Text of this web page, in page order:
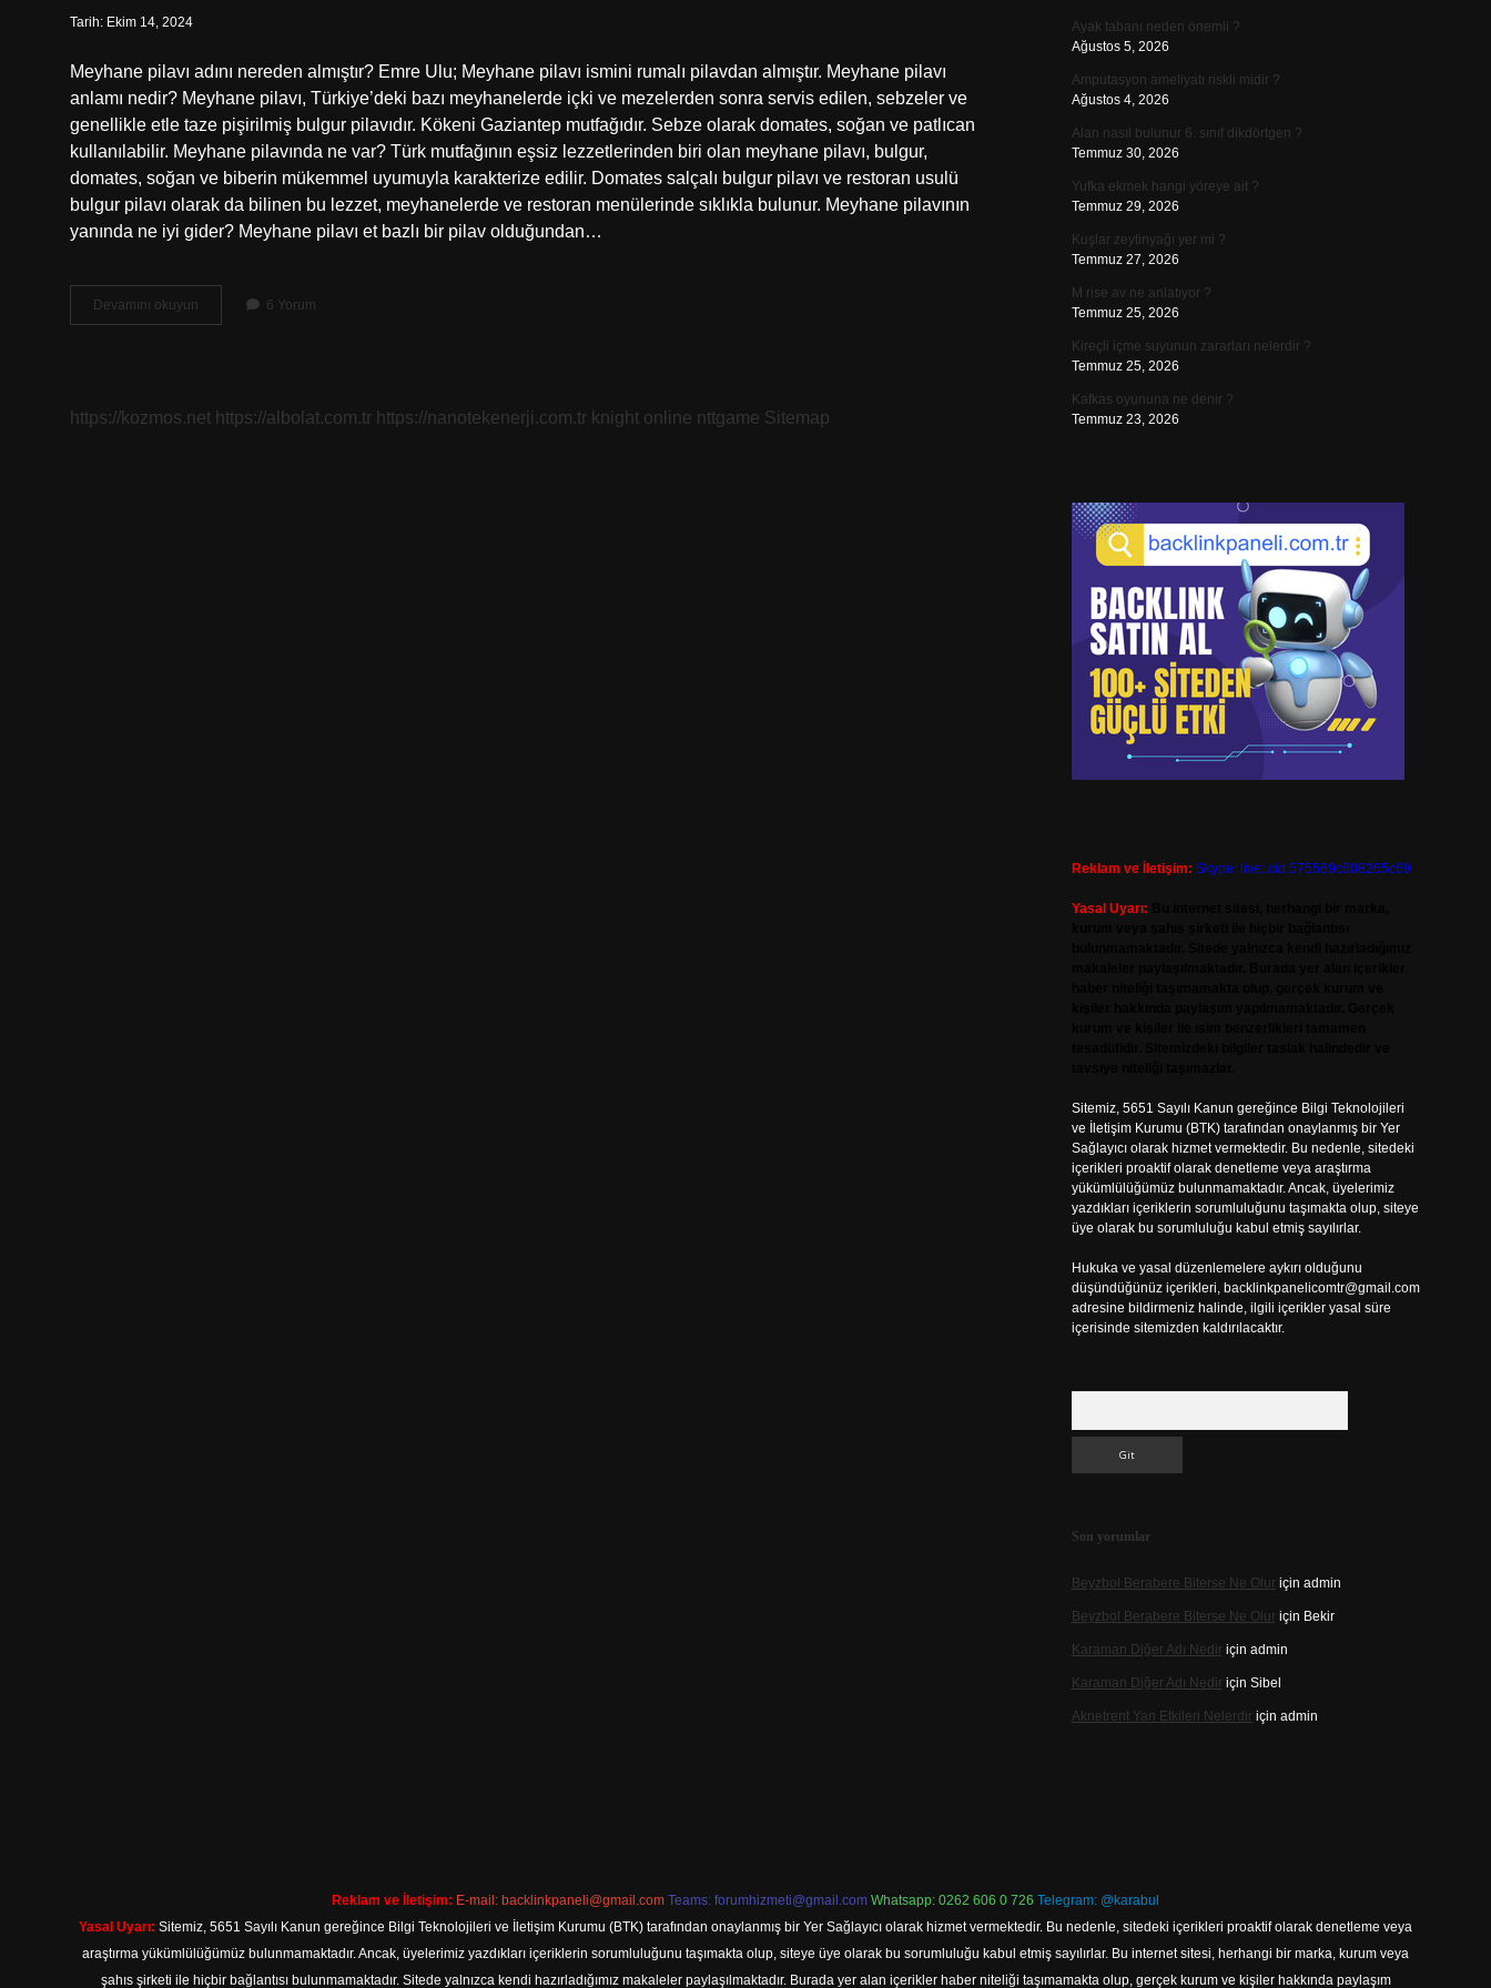
Tarih: Ekim 14, 2024
Meyhane pilavı adını nereden almıştır? Emre Ulu; Meyhane pilavı ismini rumalı pilavdan almıştır. Meyhane pilavı
anlamı nedir? Meyhane pilavı, Türkiye’deki bazı meyhanelerde içki ve mezelerden sonra servis edilen, sebzeler ve
genellikle etle taze pişirilmiş bulgur pilavıdır. Kökeni Gaziantep mutfağıdır. Sebze olarak domates, soğan ve patlıcan
kullanılabilir. Meyhane pilavında ne var? Türk mutfağının eşsiz lezzetlerinden biri olan meyhane pilavı, bulgur,
domates, soğan ve biberin mükemmel uyumuyla karakterize edilir. Domates salçalı bulgur pilavı ve restoran usulü
bulgur pilavı olarak da bilinen bu lezzet, meyhanelerde ve restoran menülerinde sıklıkla bulunur. Meyhane pilavının
yanında ne iyi gider? Meyhane pilavı et bazlı bir pilav olduğundan…
Devamını okuyun
Meyhane
6 Yorum
https://kozmos.net https://albolat.com.tr https://nanotekenerji.com.tr knight online nttgame Sitemap
Ayak tabanı neden önemli ?
Ağustos 5, 2026
Amputasyon ameliyatı riskli midir ?
Ağustos 4, 2026
Alan nasıl bulunur 6. sınıf dikdörtgen ?
Temmuz 30, 2026
Yufka ekmek hangi yöreye ait ?
Temmuz 29, 2026
Kuşlar zeytinyağı yer mi ?
Temmuz 27, 2026
M rise av ne anlatıyor ?
Temmuz 25, 2026
Kireçli içme suyunun zararları nelerdir ?
Temmuz 25, 2026
Kafkas oyununa ne denir ?
Temmuz 23, 2026
Reklam ve İletişim: Skype: live:.cid.575569c608265c69
Yasal Uyarı:
Sitemiz, 5651 Sayılı Kanun gereğince Bilgi Teknolojileri
ve İletişim Kurumu (BTK) tarafından onaylanmış bir Yer
Sağlayıcı olarak hizmet vermektedir. Bu nedenle, sitedeki
içerikleri proaktif olarak denetleme veya araştırma
yükümlülüğümüz bulunmamaktadır. Ancak, üyelerimiz
yazdıkları içeriklerin sorumluluğunu taşımakta olup, siteye
üye olarak bu sorumluluğu kabul etmiş sayılırlar.
Hukuka ve yasal düzenlemelere aykırı olduğunu
düşündüğünüz içerikleri, backlinkpanelicomtr@gmail.com
adresine bildirmeniz halinde, ilgili içerikler yasal süre
içerisinde sitemizden kaldırılacaktır.
Son yorumlar
Beyzbol Berabere Biterse Ne Oluriçin admin
Beyzbol Berabere Biterse Ne Oluriçin Bekir
Karaman Diğer Adı Nediriçin admin
Karaman Diğer Adı Nediriçin Sibel
Aknetrent Yan Etkileri Nelerdiriçin admin
Reklam ve İletişim: E-mail: backlinkpaneli@gmail.com Teams: forumhizmeti@gmail.com Whatsapp: 0262 606 0 726 Telegram: @karabul
Yasal Uyarı: Sitemiz, 5651 Sayılı Kanun gereğince Bilgi Teknolojileri ve İletişim Kurumu (BTK) tarafından onaylanmış bir Yer Sağlayıcı olarak hizmet vermektedir. Bu nedenle, sitedeki içerikleri proaktif olarak denetleme veya
araştırma yükümlülüğümüz bulunmamaktadır. Ancak, üyelerimiz yazdıkları içeriklerin sorumluluğunu taşımakta olup, siteye üye olarak bu sorumluluğu kabul etmiş sayılırlar. Bu internet sitesi, herhangi bir marka, kurum veya
şahıs şirketi ile hiçbir bağlantısı bulunmamaktadır. Sitede yalnızca kendi hazırladığımız makaleler paylaşılmaktadır. Burada yer alan içerikler haber niteliği taşımamakta olup, gerçek kurum ve kişiler hakkında paylaşım